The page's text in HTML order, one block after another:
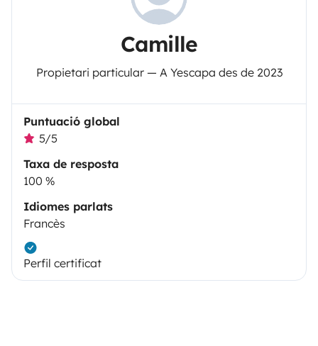
Camille
Propietari particular — A Yescapa des de 2023
Puntuació global
5/5
Taxa de resposta
100 %
Idiomes parlats
Francès
Perfil certificat